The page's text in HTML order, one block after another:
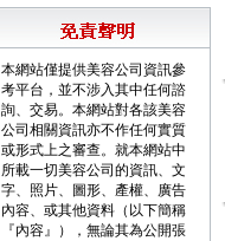
本網站僅提供美容公司資訊參
考平台，並不涉入其中任何諮
詢、交易。本網站對各該美容
公司相關資訊亦不作任何實質
或形式上之審查。就本網站中
所載一切美容公司的資訊、文
字、照片、圖形、產權、廣告
內容、或其他資料（以下簡稱
『內容』），無論其為公開張